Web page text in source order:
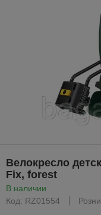
Велокресло
Fix, forest
В наличии
Код: RZ01554